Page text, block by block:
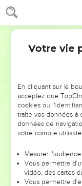
29
de leurs dents ce
« Je me disais : “Je
Phénix, je revivrai
Je suis comme un
Et les gouttes d’eau
Je resterai sans
toujours neuve
« À cette époque-
ils se taisaient pour
Quand j’avais fini
paroles tombaient sur
« Ils m’attendaient
la bouche, comme
d’eau.
Votre vie
En cliquant sur le
acceptez que
cookies ou
traite vos données à
données de
votre compte
Mesurer
Vous permettre
vidéo, des cartes
Vous permettre